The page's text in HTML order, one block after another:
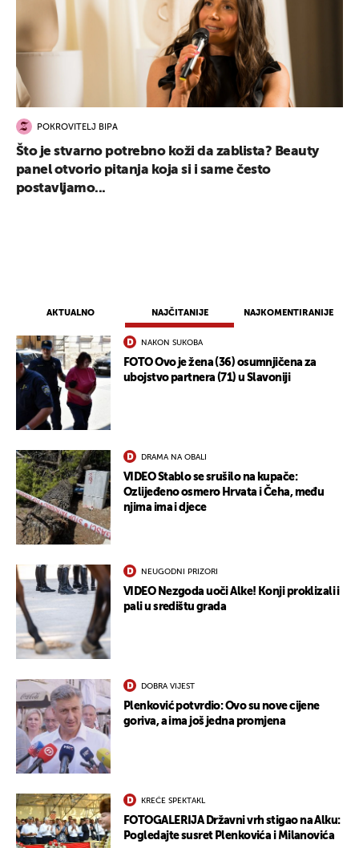
AKTUALNO NAJČITANIJE NAJKOMENTIRANIJE
NAKON SUKOBA
FOTO Ovo je žena (36) osumnjičena za
ubojstvo partnera (71) u Slavoniji
DRAMA NA OBALI
VIDEO Stablo se srušilo na kupače:
Ozlijeđeno osmero Hrvata i Čeha, među
njima ima i djece
NEUGODNI PRIZORI
VIDEO Nezgoda uoči Alke! Konji proklizali i
pali u središtu grada
DOBRA VIJEST
Plenković potvrdio: Ovo su nove cijene
goriva, a ima još jedna promjena
KREĆE SPEKTAKL
FOTOGALERIJA Državni vrh stigao na Alku:
Pogledajte susret Plenkovića i Milanovića
POKROVITELJ BIPA
Što je stvarno potrebno koži da zablista? Beauty
panel otvorio pitanja koja si i same često
postavljamo...